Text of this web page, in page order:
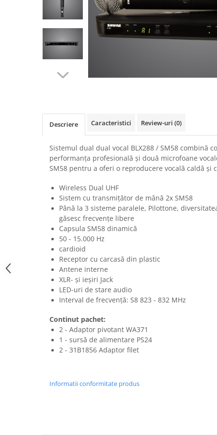
Accesorii Generale
Accesorii pentru boxe
Subwoofere Pasive
Accesorii pt. Cabluri
Adaptoare Audio
Cabluri Audio cu Conectori
Cabluri la metru
Conectori Audio
Stage Box Multicore
DI Box
Interfete audio
Headset-uri si lavaliere
Microfoane cu fir pentru live
Microfoane de captura
Seturi de microfoane
Moving head-uri – Spot
Proiectoare Lumini
Descriere Caracteristici Review-uri (0)
Sistemul dual dual vocal BLX288 / SM58 combină
performanța profesională și două microfoane
SM58 pentru a oferi o reproducere vocală caldă și
Wireless Dual UHF
Sistem cu transmițător de mână 2x SM58
Până la 3 sisteme paralele, Pilottone,
găsesc frecvențe libere
Capsula SM58 dinamică
50 - 15.000 Hz
cardioid
Receptor cu carcasă din plastic
Antene interne
XLR- și ieșiri Jack
LED-uri de stare audio
Interval de frecvență: S8 823 - 832 MHz
Continut pachet:
2 - Adaptor pivotant WA371
1 - sursă de alimentare PS24
2 - 31B1856 Adaptor filet
Informatii conformitate produs